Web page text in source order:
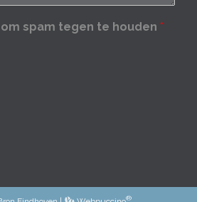
spam tegen te houden *
®